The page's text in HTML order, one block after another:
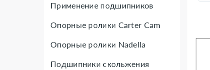
Применение подшипников
Опорные ролики Carter Cam
Опорные ролики Nadella
Подшипники скольжения